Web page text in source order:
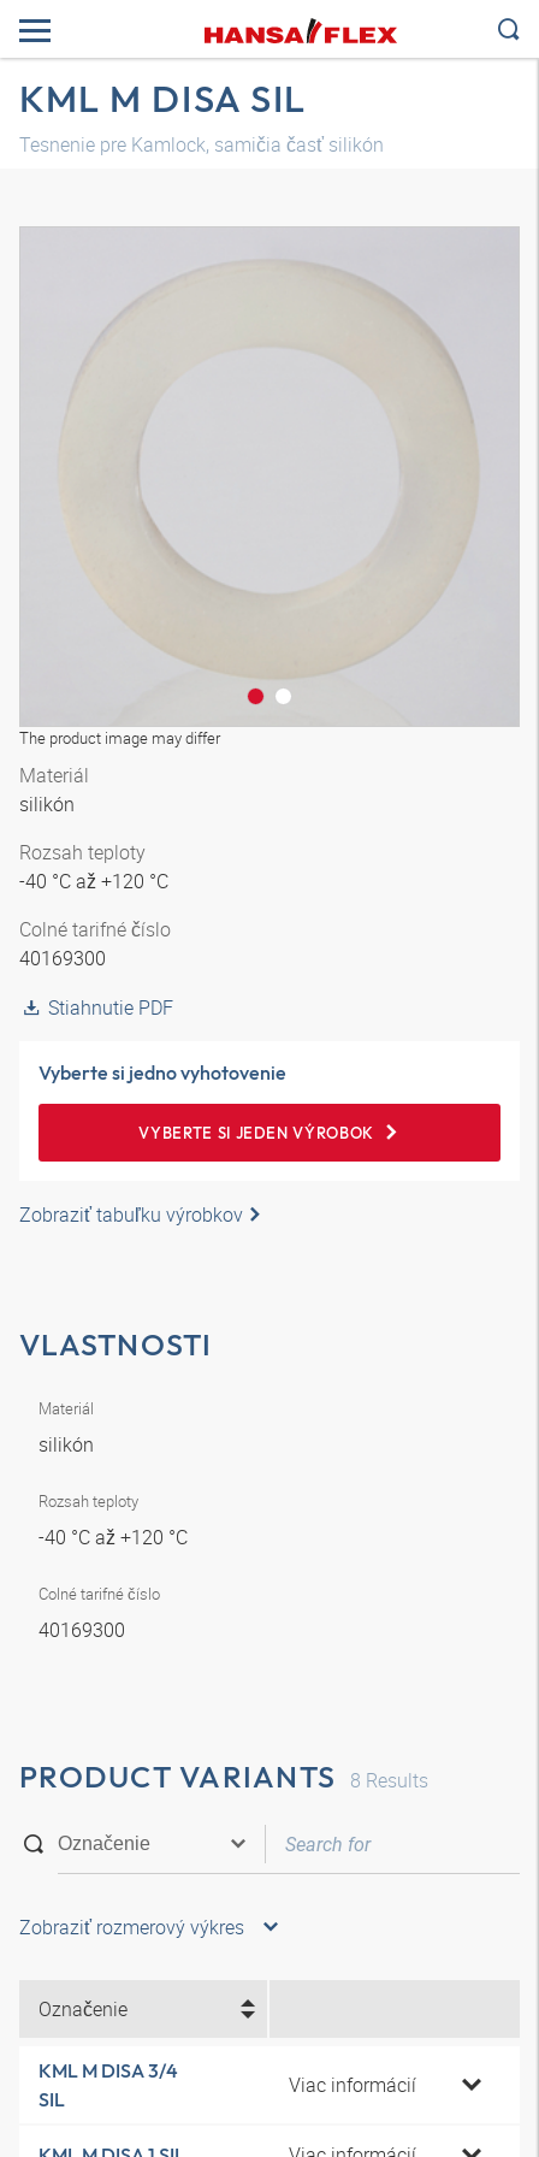
KML M DISA SIL
Tesnenie pre Kamlock, samičia časť silikón
The product image may differ
Materiál
silikón
Rozsah teploty
-40 °C až +120 °C
Colné tarifné číslo
40169300
Stiahnutie PDF
Vyberte si jedno vyhotovenie
VYBERTE SI JEDEN VÝROBOK
Zobraziť tabuľku výrobkov
VLASTNOSTI
Materiál
silikón
Rozsah teploty
-40 °C až +120 °C
Colné tarifné číslo
40169300
PRODUCT VARIANTS 8 Results
Zobraziť rozmerový výkres
Označenie
KML M DISA 3/4
SIL
Viac informácií